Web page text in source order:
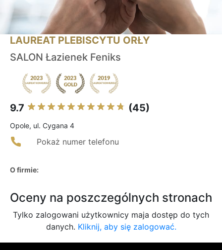
LAUREAT PLEBISCYTU ORŁY
SALON Łazienek Feniks
9.7 (45)
Opole, ul. Cygana 4
Pokaż numer telefonu
O firmie:
Oceny na poszczególnych stronach
Tylko zalogowani użytkownicy maja dostęp do tych
danych. Kliknij, aby się zalogować.